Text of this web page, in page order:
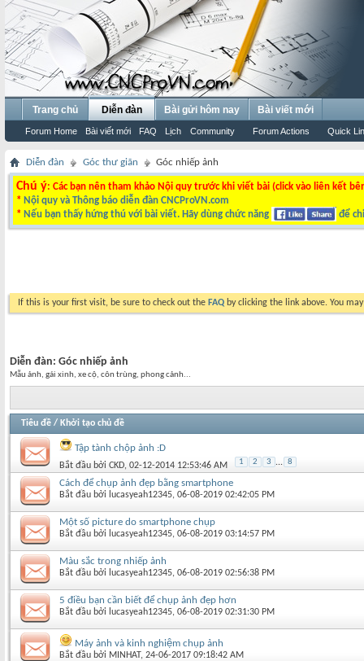
Trang chủ Diễn đàn
Forum Home Bài viết mới FAQ Lịch Community Forum Actions Quick
Bài gửi hôm nay Bài viết mới
Diễn đàn Góc thư giãn Góc nhiếp ảnh
Chú ý: Các bạn nên tham khảo Nội quy trước khi viết bài (click vào liên kết
* Nội quy và Thông báo diễn đàn CNCProVN.com
* Nếu bạn thấy hứng thú với bài viết. Hãy dùng chức năng để
If this is your first visit, be sure to check out the FAQ by clicking the link above. You
Diễn đàn: Góc nhiếp ảnh
Mẫu ảnh, gái xinh, xe cộ, côn trùng, phong cảnh...
Tiêu đề / Khởi tạo chủ đề
Tập tành chộp ảnh :D
Bắt đầu bởi CKD‎, 02-12-2014 12:53:46 AM 1 2 3 ... 8
Cách để chụp ảnh đẹp bằng smartphone
Bắt đầu bởi lucasyeah12345‎, 06-08-2019 02:42:05 PM
Một số picture do smartphone chụp
Bắt đầu bởi lucasyeah12345‎, 06-08-2019 03:14:57 PM
Màu sắc trong nhiếp ảnh
Bắt đầu bởi lucasyeah12345‎, 06-08-2019 02:56:38 PM
5 điều bạn cần biết để chụp ảnh đẹp hơn
Bắt đầu bởi lucasyeah12345‎, 06-08-2019 02:31:30 PM
Máy ảnh và kinh nghiệm chụp ảnh
Bắt đầu bởi MINHAT‎, 24-06-2017 09:18:42 AM